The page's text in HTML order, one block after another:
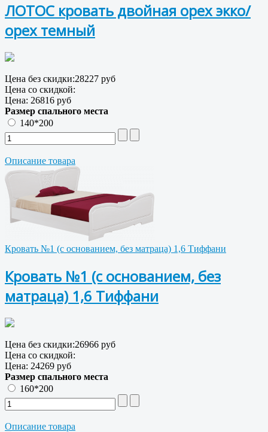
ЛОТОС кровать двойная орех экко/
орех темный
Цена без скидки:28227 руб
Цена со скидкой:
Цена: 26816 руб
Размер спального места
140*200
Описание товара
Кровать №1 (с основанием, без матраца) 1,6 Тиффани
Кровать №1 (с основанием, без
матраца) 1,6 Тиффани
Цена без скидки:26966 руб
Цена со скидкой:
Цена: 24269 руб
Размер спального места
160*200
Описание товара